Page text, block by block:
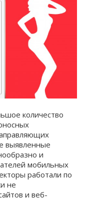
количество
выявленные
и
мобильных
работали по
не
и веб-